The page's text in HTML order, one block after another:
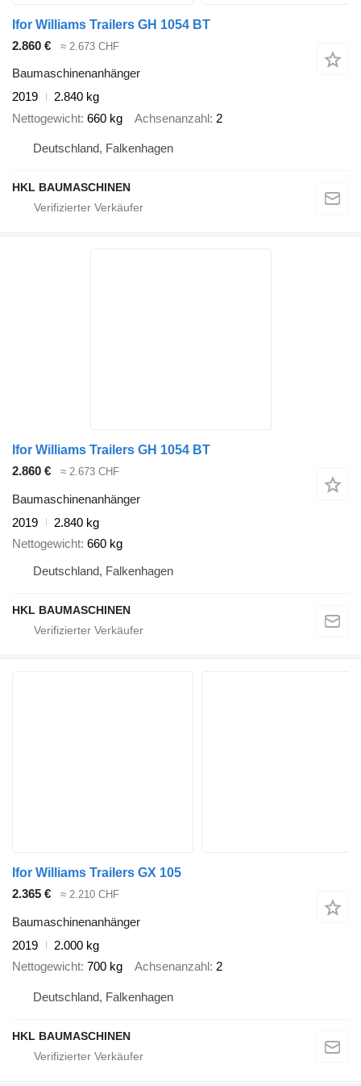
Ifor Williams Trailers GH 1054 BT
2.860 €
≈ 2.673 CHF
Baumaschinenanhänger
2019
2.840 kg
Nettogewicht 660 kg Achsenanzahl 2
Deutschland, Falkenhagen
HKL BAUMASCHINEN
Ifor Williams Trailers GH 1054 BT
2.860 €
≈ 2.673 CHF
Baumaschinenanhänger
2019
2.840 kg
Nettogewicht 660 kg
Deutschland, Falkenhagen
HKL BAUMASCHINEN
Ifor Williams Trailers GX 105
2.365 €
≈ 2.210 CHF
Baumaschinenanhänger
2019
2.000 kg
Nettogewicht 700 kg Achsenanzahl 2
Deutschland, Falkenhagen
HKL BAUMASCHINEN